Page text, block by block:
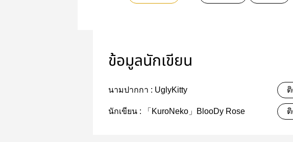
ข้อมูลนักเขียน
นามปากกา : UglyKitty
นักเขียน : 「KuroNeko」BlooDy Rose